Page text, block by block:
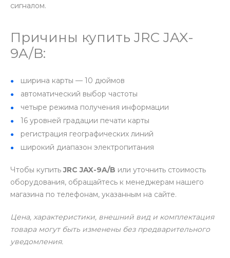
сигналом.
Причины купить JRC JAX-
9A/B:
ширина карты — 10 дюймов
автоматический выбор частоты
четыре режима получения информации
16 уровней градации печати карты
регистрация географических линий
широкий диапазон электропитания
Чтобы купитьJRC JAX-9A/B или уточнить стоимость
оборудования, обращайтесь к менеджерам нашего
магазина по телефонам, указанным на сайте.
Цена, характеристики, внешний вид и комплектация
товара могут быть изменены без предварительного
уведомления.